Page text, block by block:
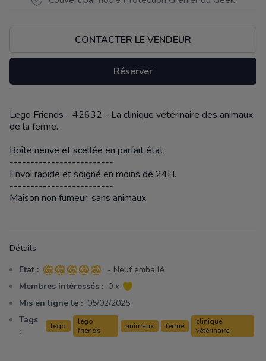
CONTACTER LE VENDEUR
Réserver
Description
Lego Friends - 42632 - La clinique vétérinaire des animaux
de la ferme.
Boîte neuve et scellée en parfait état.
-------------------------
Envoi rapide et soigné en moins de 24H.
-------------------------
Maison non fumeur, sans animaux.
Détails
Etat : 5 sur 5 étoiles
- Neuf emballé
Membres intéressés : 0 x
Mis en ligne le : 05/02/2025
Tags
:
lego
légo
friends
animaux ferme
clinique
vétérinaire